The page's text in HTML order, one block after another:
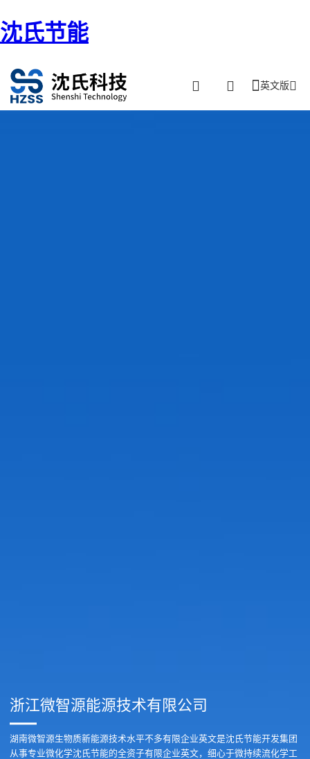
沈氏节能
英文版
浙江微智源能源技术有限公司
湖南微智源生物质新能源技术水平不多有限企业英文是沈氏节能开发集团
从事专业微化学沈氏节能的全资子有限企业英文，细心于微持续流化学工